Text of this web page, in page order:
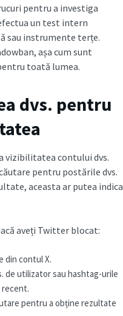
pentru a investiga
un test intern
sau instrumente terțe.
așa cum sunt
toată lumea.
dvs. pentru
vizibilitatea contului dvs.
pentru postările dvs.
aceasta ar putea indica
aveți Twitter blocat:
din contul X.
de utilizator sau hashtag-urile
pentru a obține rezultate